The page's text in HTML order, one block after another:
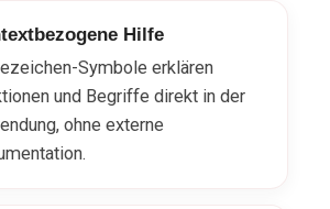
Hilfe
Symbole erklären
und Begriffe direkt in der
ohne externe